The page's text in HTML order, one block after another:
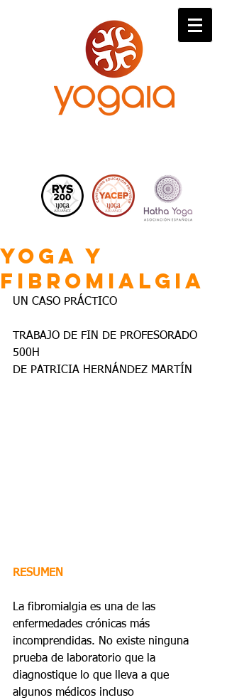
YOGA Y
FIBROMIALGIA
UN CASO PRÁCTICO
TRABAJO DE FIN DE PROFESORADO
500H
DE PATRICIA HERNÁNDEZ MARTÍN
RESUMEN
La fibromialgia es una de las
enfermedades crónicas más
incomprendidas. No existe ninguna
prueba de laboratorio que la
diagnostique lo que lleva a que
algunos médicos incluso